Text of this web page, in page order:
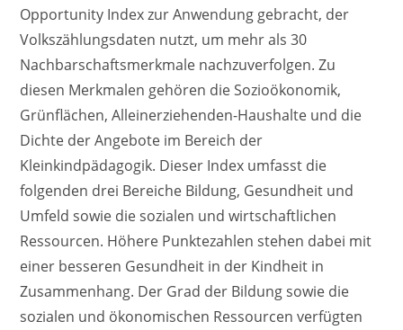
Opportunity Index zur Anwendung gebracht, der
Volkszählungsdaten nutzt, um mehr als 30
Nachbarschaftsmerkmale nachzuverfolgen. Zu
diesen Merkmalen gehören die Sozioökonomik,
Grünflächen, Alleinerziehenden-Haushalte und die
Dichte der Angebote im Bereich der
Kleinkindpädagogik. Dieser Index umfasst die
folgenden drei Bereiche Bildung, Gesundheit und
Umfeld sowie die sozialen und wirtschaftlichen
Ressourcen. Höhere Punktezahlen stehen dabei mit
einer besseren Gesundheit in der Kindheit in
Zusammenhang. Der Grad der Bildung sowie die
sozialen und ökonomischen Ressourcen verfügten